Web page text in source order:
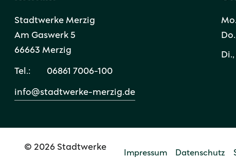
Stadtwerke Merzig
Am Gaswerk 5
66663 Merzig
Tel.: 06861 7006-100
info@stadtwerke-merzig.de
© 2026 Stadtwerke
Impressum Datenschutz